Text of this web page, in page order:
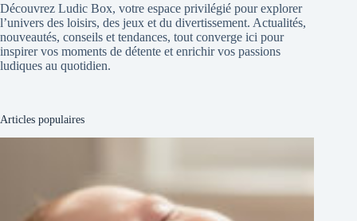
Découvrez Ludic Box, votre espace privilégié pour explorer
l’univers des loisirs, des jeux et du divertissement. Actualités,
nouveautés, conseils et tendances, tout converge ici pour
inspirer vos moments de détente et enrichir vos passions
ludiques au quotidien.
Articles populaires